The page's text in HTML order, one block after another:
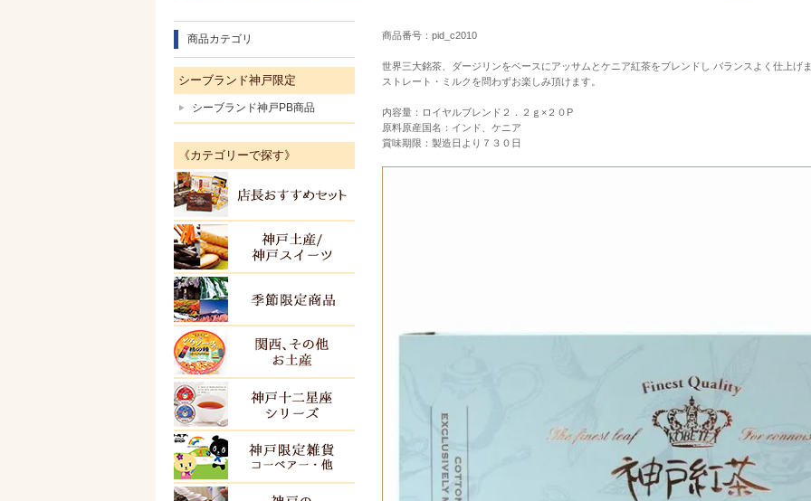
商品番号：pid_c2010
世界三大銘茶、ダージリンをベースにアッサムとケニア紅茶をブレンドし バランスよく仕上げ
ストレート・ミルクを問わずお楽しみ頂けます。
内容量：ロイヤルブレンド２．２ｇ×２０P
原料原産国名：インド、ケニア
賞味期限：製造日より７３０日
商品カテゴリ
シーブランド神戸限定
シーブランド神戸PB商品
《カテゴリーで探す》
ＫＯＢＥ十二星座シリーズ